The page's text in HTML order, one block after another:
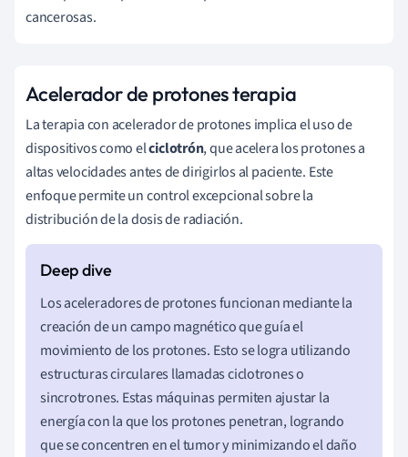
cancerosas.
Acelerador de protones terapia
La terapia con acelerador de protones implica el uso de
dispositivos como elciclotrón, que acelera los protones a
altas velocidades antes de dirigirlos al paciente. Este
enfoque permite un control excepcional sobre la
distribución de la dosis de radiación.
Los aceleradores de protones funcionan mediante la
creación de un campo magnético que guía el
movimiento de los protones. Esto se logra utilizando
estructuras circulares llamadas ciclotrones o
sincrotrones. Estas máquinas permiten ajustar la
energía con la que los protones penetran, logrando
que se concentren en el tumor y minimizando el daño